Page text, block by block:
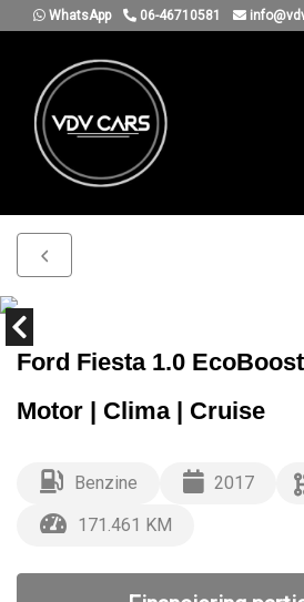
WhatsApp 06-46710581
Ford Fiesta 1.0
Motor | Clima | Cruise
Benzine 2017
171.461 KM